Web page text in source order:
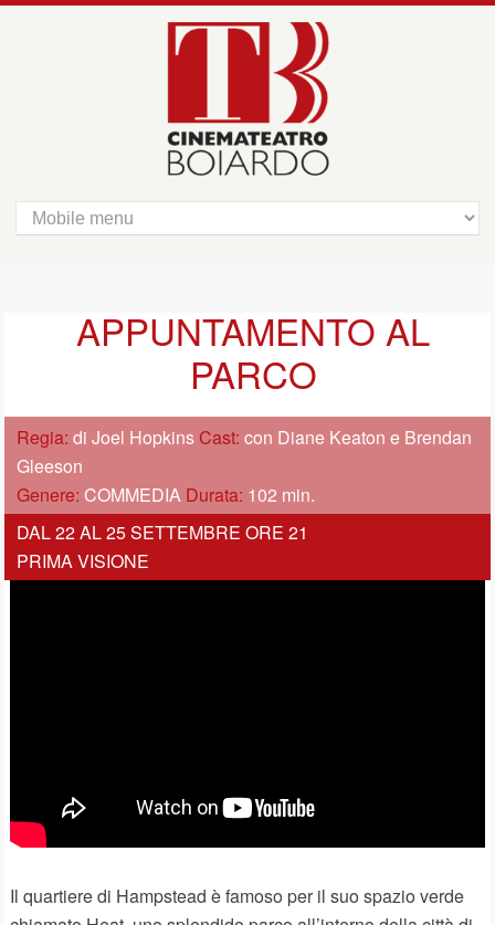
APPUNTAMENTO AL
PARCO
Regia:di Joel Hopkins Cast:con Diane Keaton e Brendan
Gleeson
Genere: COMMEDIA Durata: 102 min.
DAL 22 AL 25 SETTEMBRE ORE 21
PRIMA VISIONE
Il quartiere di Hampstead è famoso per il suo spazio verde